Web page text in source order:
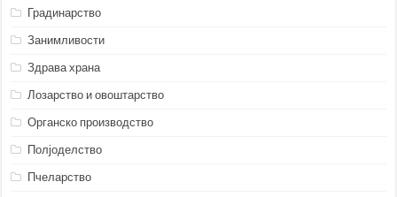
Градинарство
Занимливости
Здрава храна
Лозарство и овоштарство
Органско производство
Полјоделство
Пчеларство